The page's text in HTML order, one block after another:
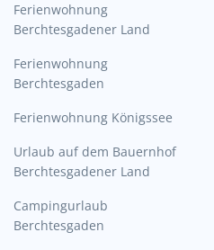
Ferienwohnung
Berchtesgadener Land
Ferienwohnung
Berchtesgaden
Ferienwohnung Königssee
Urlaub auf dem Bauernhof
Berchtesgadener Land
Campingurlaub
Berchtesgaden